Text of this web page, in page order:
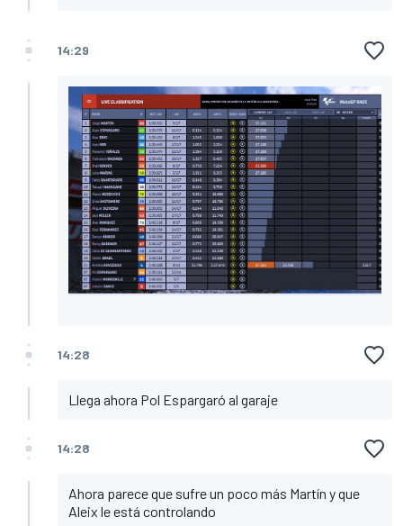
14:29
14:28
Llega ahora Pol Espargaró al garaje
14:28
Ahora parece que sufre un poco más Martín y que
Aleix le está controlando